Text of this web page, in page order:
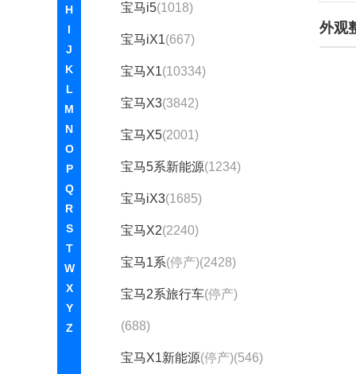
H
I
J
K
L
M
N
O
P
Q
R
S
T
W
X
Y
Z
宝马i5(1018)
宝马iX1(667)
宝马X1(10334)
宝马X3(3842)
宝马X5(2001)
宝马5系新能源(1234)
宝马iX3(1685)
宝马X2(2240)
宝马1系(停产)(2428)
宝马2系旅行车(停产)
(688)
宝马X1新能源(停产)(546)
外观